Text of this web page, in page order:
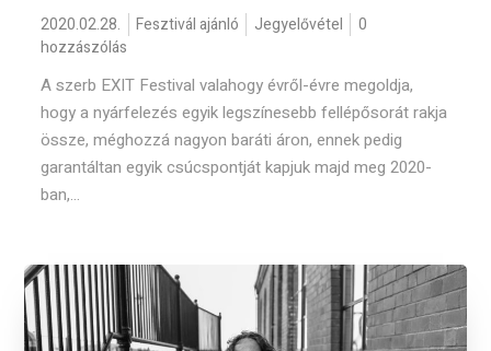
2020.02.28. Fesztivál ajánló Jegyelővétel
0
hozzászólás
A szerb EXIT Festival valahogy évről-évre megoldja,
hogy a nyárfelezés egyik legszínesebb fellépősorát rakja
össze, méghozzá nagyon baráti áron, ennek pedig
garantáltan egyik csúcspontját kapjuk majd meg 2020-
ban,...